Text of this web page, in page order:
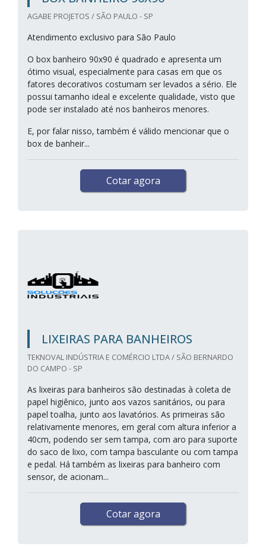
AGABE PROJETOS / SÃO PAULO - SP
Atendimento exclusivo para São Paulo
O box banheiro 90x90 é quadrado e apresenta um
ótimo visual, especialmente para casas em que os
fatores decorativos costumam ser levados a sério. Ele
possui tamanho ideal e excelente qualidade, visto que
pode ser instalado até nos banheiros menores.
E, por falar nisso, também é válido mencionar que o
box de banheir...
Cotar agora
LIXEIRAS PARA BANHEIROS
TEKNOVAL INDÚSTRIA E COMÉRCIO LTDA / SÃO BERNARDO
DO CAMPO - SP
As lixeiras para banheiros são destinadas à coleta de
papel higiênico, junto aos vazos sanitários, ou para
papel toalha, junto aos lavatórios. As primeiras são
relativamente menores, em geral com altura inferior a
40cm, podendo ser sem tampa, com aro para suporte
do saco de lixo, com tampa basculante ou com tampa
e pedal. Há também as lixeiras para banheiro com
sensor, de acionam...
Cotar agora